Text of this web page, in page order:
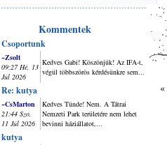
Kommentek
Csoportunk
~Zsolt
09:27 Hé, 13
Júl 2026
Kedves Gabi! Köszönjük! Az IFA-t,
végül többszörös kérdésünkre sem...
Re: kutya
~CsMarton
21:44 Szo,
11 Júl 2026
Kedves Tünde! Nem. A Tátrai
Nemzeti Park területére nem lehet
bevinni háziállatot,...
kutya
«